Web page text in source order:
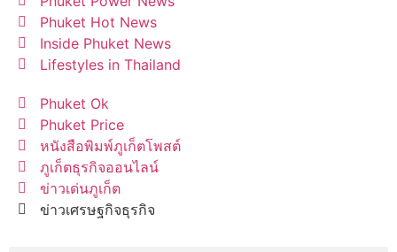
Phuket Hot News
Inside Phuket News
Lifestyles in Thailand
Phuket Ok
Phuket Price
หนังสือพิมพ์ภูเก็ตโพสต์
ภูเก็ตธุรกิจออนไลน์
ข่าวเด่นภูเก็ต
ข่าวเศรษฐกิจธุรกิจ